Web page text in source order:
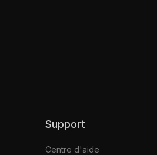
Support
Centre d'aide